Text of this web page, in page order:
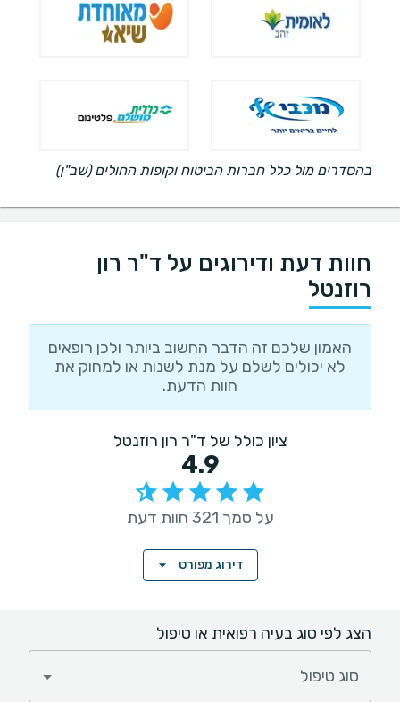
בהסדרים מול כלל חברות הביטוח וקופות החולים (שב"ן)
חוות דעת ודירוגים על ד"ר רון
רוזנטל
האמון שלכם זה הדבר החשוב ביותר ולכן רופאים
לא יכולים לשלם על מנת לשנות או למחוק את
חוות הדעת.
ציון כולל של ד"ר רון רוזנטל
4.9
על סמך 321 חוות דעת
דירוג מפורט
הצג לפי סוג בעיה רפואית או טיפול
סוג טיפול